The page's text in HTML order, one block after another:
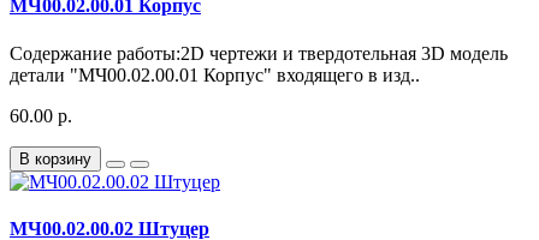
МЧ00.02.00.01 Корпус
Содержание работы:2D чертежи и твердотельная 3D модель
детали "МЧ00.02.00.01 Корпус" входящего в изд..
60.00 р.
В корзину
МЧ00.02.00.02 Штуцер